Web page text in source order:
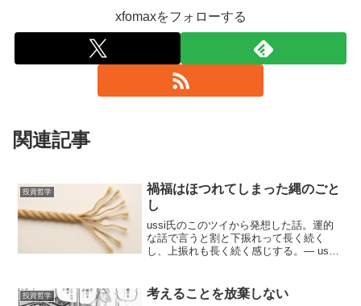
xfomaxをフォローする
関連記事
投資哲学
禍福はほつれてしまった縄のごと
し
ussi氏のこのツイから発想した話。運的
な話で言うと割と下振れって長く続く
し、上振れも長く続く感じする。— ussi
る。良いことと悪いこと...
投資哲学 考えることを放棄しない